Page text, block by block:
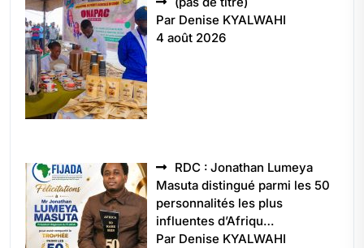
5496
Par Denise KYALWAHI
4 août 2026
RDC : Jonathan Lumeya
Masuta distingué parmi les 50
personnalités les plus
influentes d’Afriqu…
Par Denise KYALWAHI